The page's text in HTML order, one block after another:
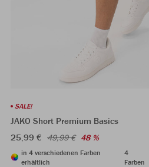
SALE!
JAKO Short Premium Basics
25,99 € 49,99 € 48 %
in 4 verschiedenen Farben
erhältlich
4
Farben